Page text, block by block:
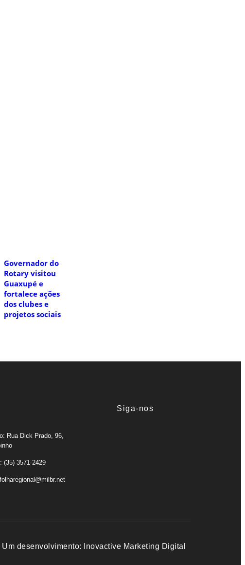
Governador do
Rotary visitou
Guaxupé e
fortalece ações
dos clubes e
projetos sociais
Rua Dick Prado, 96,
(35) 3571-2429
Siga-nos
Um desenvolvimento: Inovactive Marketing Digital